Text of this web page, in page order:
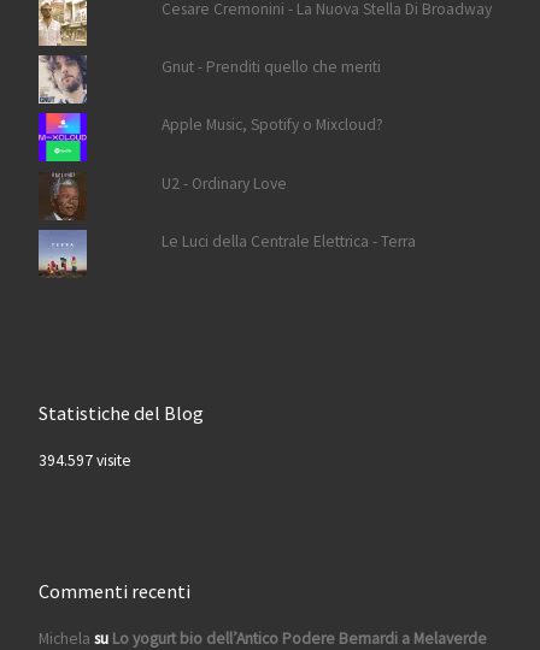
Cesare Cremonini - La Nuova Stella Di Broadway
Gnut - Prenditi quello che meriti
Apple Music, Spotify o Mixcloud?
U2 - Ordinary Love
Le Luci della Centrale Elettrica - Terra
Statistiche del Blog
394.597 visite
Commenti recenti
Michela su Lo yogurt bio dell’Antico Podere Bernardi a Melaverde